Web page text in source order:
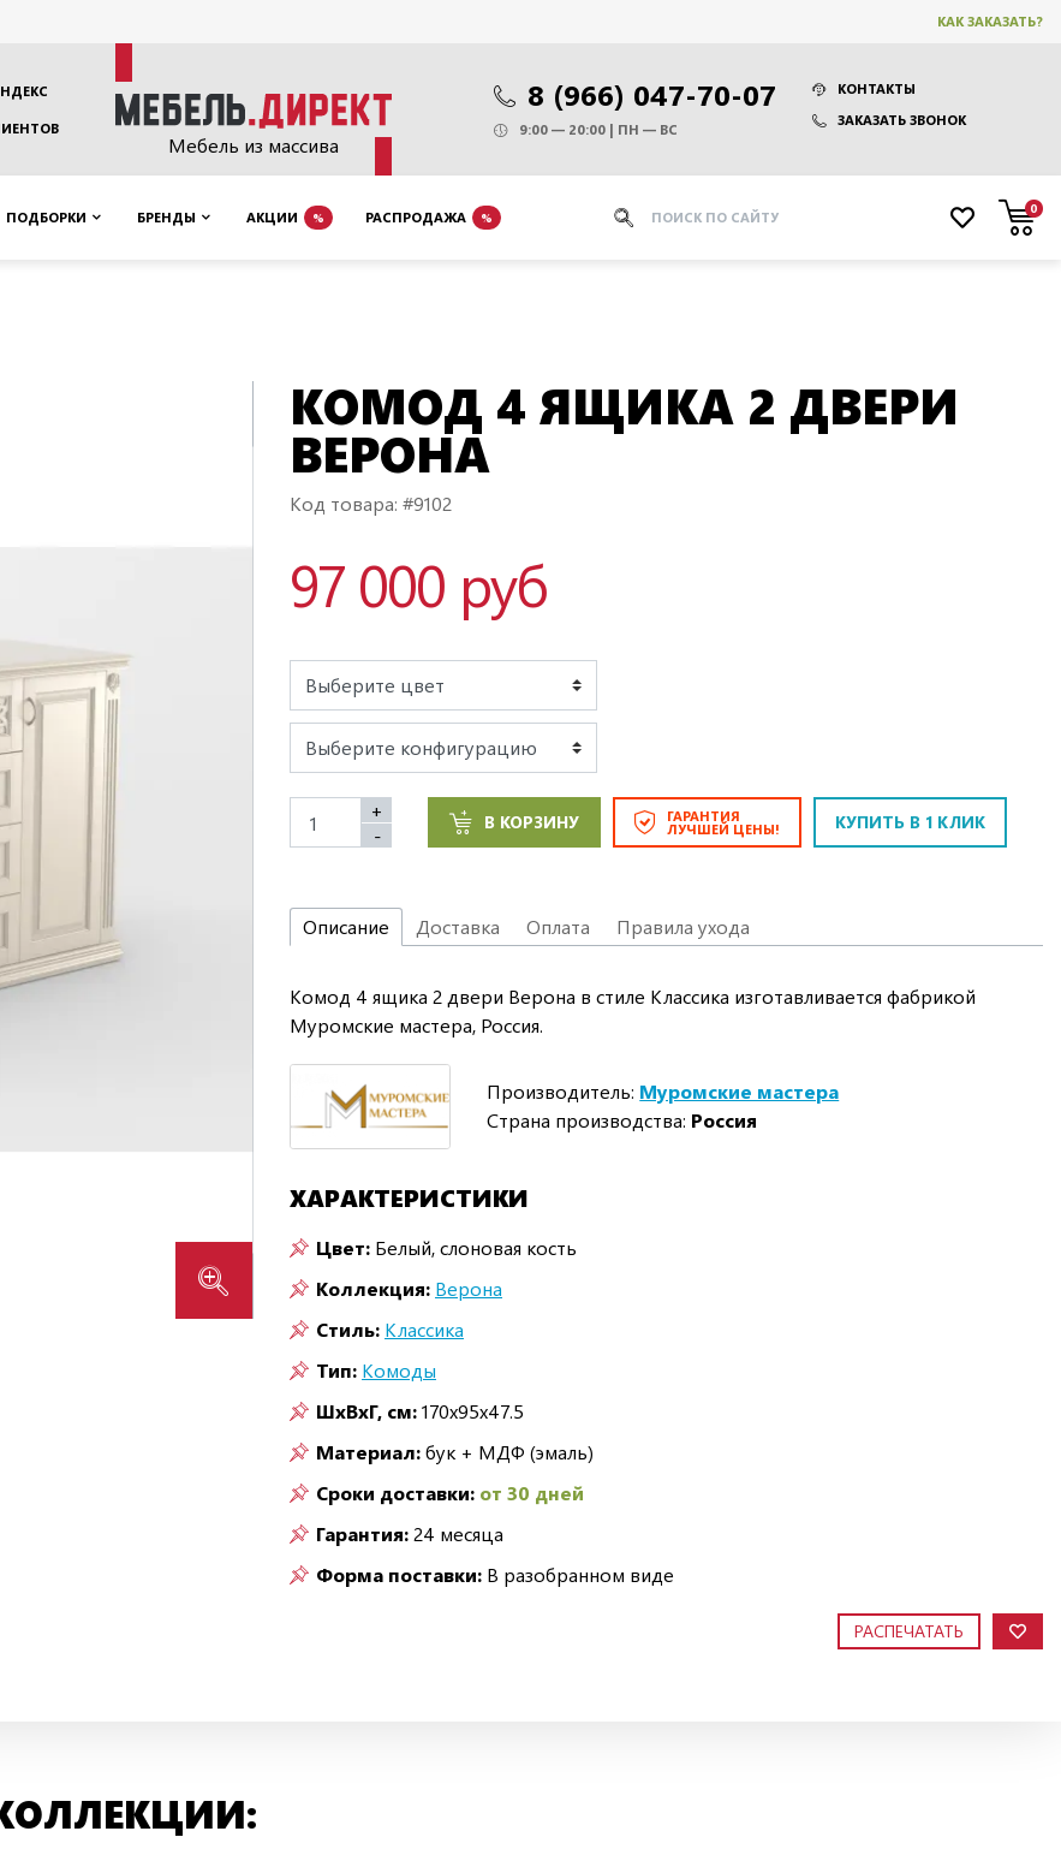
КАК ЗАКАЗАТЬ?
Мебель из массива
8 (966) 047-70-07
КОНТАКТЫ
ЗАКАЗАТЬ ЗВОНОК
9:00 — 20:00 | ПН — ВС
ПОДБОРКИ БРЕНДЫ АКЦИИ % РАСПРОДАЖА %
0
КОМОД 4 ЯЩИКА 2 ДВЕРИ
ВЕРОНА
Код товара: #9102
97 000 руб
+
-
В КОРЗИНУ ГАРАНТИЯ
ЛУЧШЕЙ ЦЕНЫ! КУПИТЬ В 1 КЛИК
Описание Доставка Оплата Правила ухода
Комод 4 ящика 2 двери Верона в стиле Классика изготавливается фабрикой
Муромские мастера, Россия.
Производитель: Муромские мастера
Страна производства: Россия
ХАРАКТЕРИСТИКИ
Цвет: Белый, слоновая кость
Коллекция: Верона
Стиль: Классика
Тип: Комоды
ШxВxГ, см:170x95x47.5
Материал:бук + МДФ (эмаль)
Сроки доставки: от 30 дней
Гарантия:24 месяца
Форма поставки: В разобранном виде
РАСПЕЧАТАТЬ